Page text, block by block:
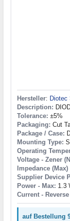
Hersteller: Diotec
Description:
Tolerance: ±5%
Packaging: Cut
Package / Case:
Mounting Type:
Operating
Voltage - Zener
Impedance (Max)
Supplier Device
Power - Max: 1.3
Current -
auf Bestellung